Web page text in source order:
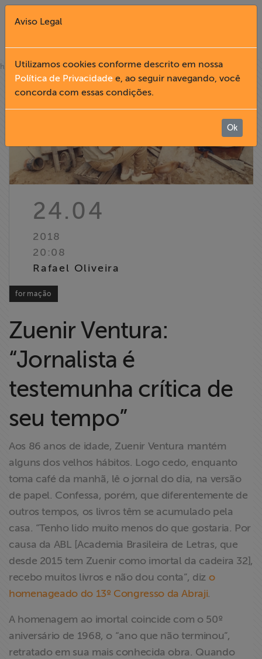
Fechar X
English
Institucional
Informação
Liberdade de
Expressão
Projetos
Proteção Legal
e Litigância
Documentários
dos
Homenageados
Notícias
Associe-se
Doe para
>> Conteúdo
exclusivo para
associados
Assine a nossa
newsletter
home»notícias
24.04
2018
20:08
Rafael Oliveira
formação
Zuenir Ventura:
“Jornalista é
testemunha crítica de
seu tempo”
Aos 86 anos de idade, Zuenir Ventura mantém
alguns dos velhos hábitos. Logo cedo, enquanto
toma café da manhã, lê o jornal do dia, na versão
de papel. Confessa, porém, que diferentemente de
outros tempos, os livros têm se acumulado pela
casa. “Tenho lido muito menos do que gostaria. Por
causa da ABL [Academia Brasileira de Letras, que
desde 2015 tem Zuenir como imortal da cadeira 32],
recebo muitos livros e não dou conta”, diz o
homenageado do 13º Congresso da Abraji.
A homenagem ao imortal coincide com o 50º
aniversário de 1968, o “ano que não terminou”,
retratado em sua mais conhecida obra. Quando
Aviso Legal
Utilizamos cookies conforme descrito em nossa
Política de Privacidade e, ao seguir navegando, você
concorda com essas condições.
Ok